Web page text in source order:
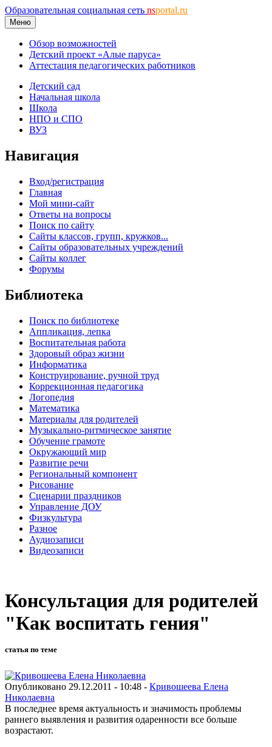
Образовательная социальная сеть nsportal.ru
Меню
Обзор возможностей
Детский проект «Алые паруса»
Аттестация педагогических работников
Детский сад
Начальная школа
Школа
НПО и СПО
ВУЗ
Навигация
Вход/регистрация
Главная
Мой мини-сайт
Ответы на вопросы
Поиск по сайту
Сайты классов, групп, кружков...
Сайты образовательных учреждений
Сайты коллег
Форумы
Библиотека
Поиск по библиотеке
Аппликация, лепка
Воспитательная работа
Здоровый образ жизни
Информатика
Конструирование, ручной труд
Коррекционная педагогика
Логопедия
Математика
Материалы для родителей
Музыкально-ритмическое занятие
Обучение грамоте
Окружающий мир
Развитие речи
Региональный компонент
Рисование
Сценарии праздников
Управление ДОУ
Физкультура
Разное
Аудиозаписи
Видеозаписи
Консультация для родителей
"Как воспитать гения"
статья по теме
Опубликовано 29.12.2011 - 10:48 - Кривошеева Елена
Николаевна
В последнее время актуальность и значимость проблемы
раннего выявления и развития одаренности все больше
возрастают.